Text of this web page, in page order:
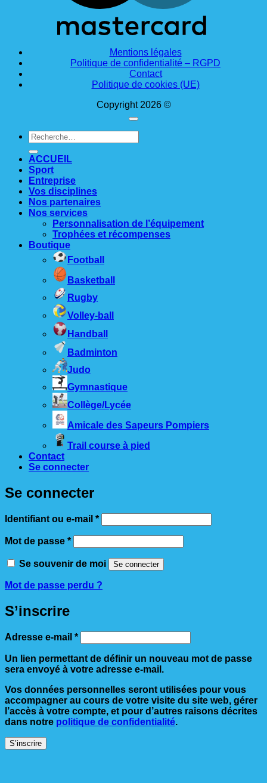
Mentions légales
Politique de confidentialité – RGPD
Contact
Politique de cookies (UE)
Copyright 2026 ©
Recherche
pour :
ACCUEIL
Sport
Entreprise
Vos disciplines
Nos partenaires
Nos services
Personnalisation de l’équipement
Trophées et récompenses
Boutique
Football
Basketball
Rugby
Volley-ball
Handball
Badminton
Judo
Gymnastique
Collège/Lycée
Amicale des Sapeurs Pompiers
Trail course à pied
Contact
Se connecter
Se connecter
Identifiant ou e-mail *Obligatoire
Mot de passe *Obligatoire
Se souvenir de moi Se connecter
Mot de passe perdu ?
S’inscrire
Adresse e-mail *Obligatoire
Un lien permettant de définir un nouveau mot de passe
sera envoyé à votre adresse e-mail.
Vos données personnelles seront utilisées pour vous
accompagner au cours de votre visite du site web, gérer
l’accès à votre compte, et pour d’autres raisons décrites
dans notre politique de confidentialité.
S’inscrire